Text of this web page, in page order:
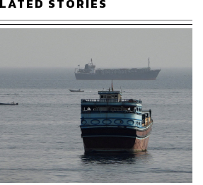
ABOUT THE AUTHOR
ฤณ ตารพล
Content Creator ประจำกอง
รรณาธิการข่าว THE STANDARD
STORIES